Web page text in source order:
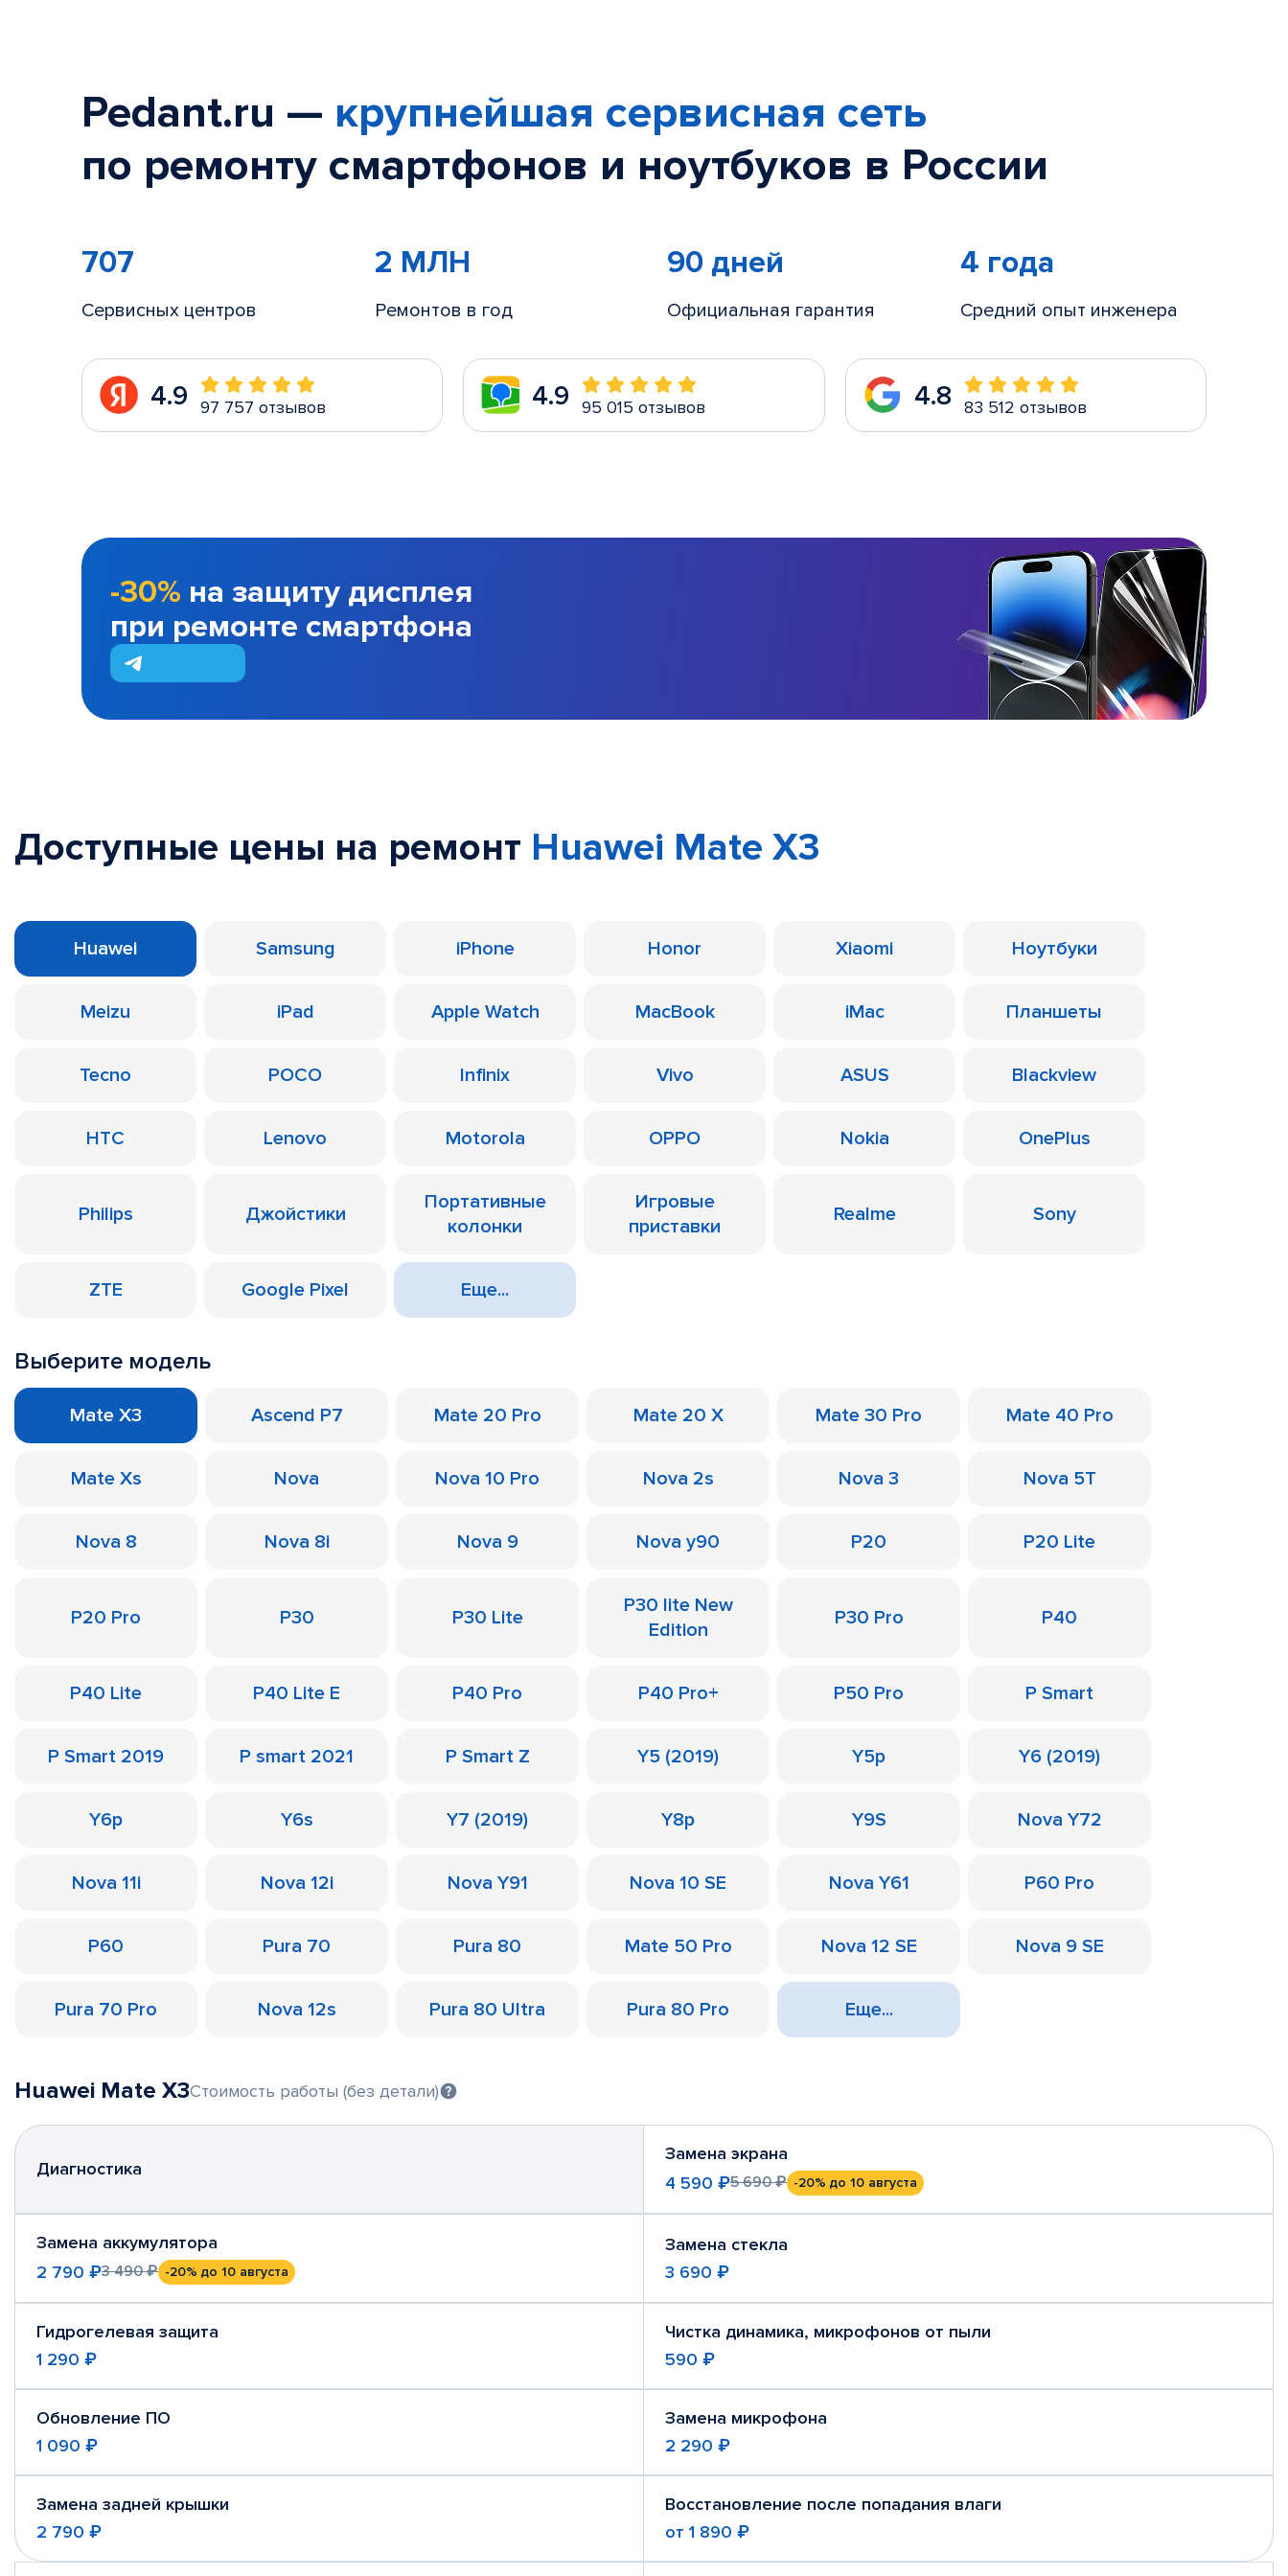
Pedant.ru — крупнейшая сервисная сеть
по ремонту смартфонов и ноутбуков в России
707
Сервисных центров
2 МЛН
Ремонтов в год
90 дней
Официальная гарантия
4 года
Средний опыт инженера
4.9 97 757 отзывов 4.9 95 015 отзывов 4.8 83 512 отзывов
-30% на защиту дисплея
при ремонте смартфона
Доступные цены на ремонт Huawei Mate X3
Huawei Samsung iPhone Honor Xiaomi Ноутбуки
Meizu iPad Apple Watch MacBook iMac Планшеты
Tecno POCO Infinix Vivo ASUS Blackview
HTC Lenovo Motorola OPPO Nokia OnePlus
Philips Джойстики
Портативные
колонки
Игровые
приставки
Realme Sony
ZTE Google Pixel Еще...
Выберите модель
Mate X3 Ascend P7 Mate 20 Pro Mate 20 X Mate 30 Pro Mate 40 Pro
Mate Xs Nova Nova 10 Pro Nova 2s Nova 3 Nova 5T
Nova 8 Nova 8i Nova 9 Nova y90 P20 P20 Lite
P20 Pro P30 P30 Lite
P30 lite New
Edition
P30 Pro P40
P40 Lite P40 Lite E P40 Pro P40 Pro+ P50 Pro P Smart
P Smart 2019 P smart 2021 P Smart Z Y5 (2019) Y5p Y6 (2019)
Y6p Y6s Y7 (2019) Y8p Y9S Nova Y72
Nova 11i Nova 12i Nova Y91 Nova 10 SE Nova Y61 P60 Pro
P60 Pura 70 Pura 80 Mate 50 Pro Nova 12 SE Nova 9 SE
Pura 70 Pro Nova 12s Pura 80 Ultra Pura 80 Pro Еще...
Huawei Mate X3Стоимость работы (без детали)
Диагностика
Замена экрана
4 590 ₽5 690 ₽ -20% до 10 августа
Замена аккумулятора
2 790 ₽3 490 ₽ -20% до 10 августа
Замена стекла
3 690 ₽
Гидрогелевая защита
1 290 ₽
Чистка динамика, микрофонов от пыли
590 ₽
Обновление ПО
1 090 ₽
Замена микрофона
2 290 ₽
Замена задней крышки
2 790 ₽
Восстановление после попадания влаги
от 1 890 ₽